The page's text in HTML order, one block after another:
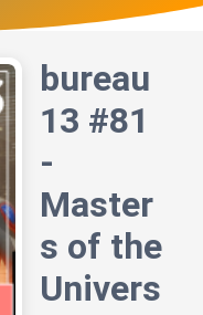
bureau
13 #81
-
Master
s of the
Univers